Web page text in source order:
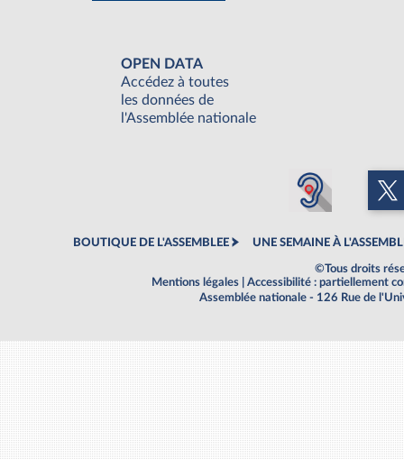
OPEN DATA
Accédez à toutes
les données de
l'Assemblée nationale
BOUTIQUE DE L'ASSEMBLEE UNE SEMAINE À
©Tous droits
Mentions légales
Accessibilité : partiellement
Assemblée nationale - 126 Rue de